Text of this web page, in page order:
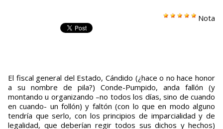
Nota
El fiscal general del Estado, Cándido (¿hace o no hace honor
a su nombre de pila?) Conde-Pumpido, anda fallón (y
montando u organizando –no todos los días, sino de cuando
en cuando- un follón) y faltón (con lo que en modo alguno
tendría que serlo, con los principios de imparcialidad y de
legalidad, que deberían regir todos sus dichos y hechos)